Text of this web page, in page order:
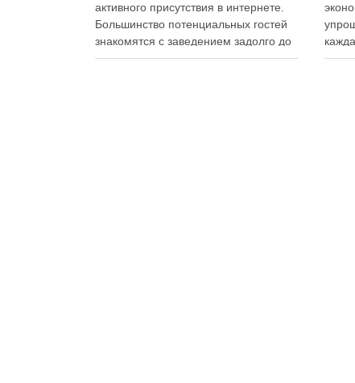
активного присутствия в интернете.
Большинство потенциальных гостей
знакомятся с заведением задолго до
первого визита: изучают сайт,